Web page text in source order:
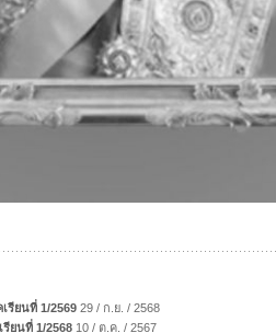
รียนที่ 1/2569 29 / ก.ย. / 2568
ยนที่ 1/2568 10 / ต.ค. / 2567